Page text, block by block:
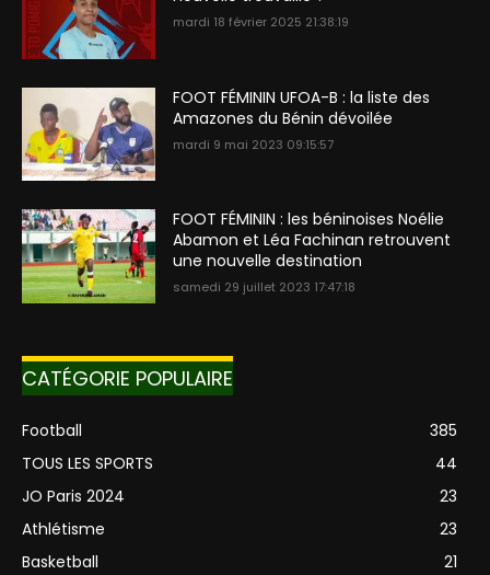
mardi 18 février 2025 21:38:19
FOOT FÉMININ UFOA-B : la liste des
Amazones du Bénin dévoilée
mardi 9 mai 2023 09:15:57
FOOT FÉMININ : les béninoises Noélie
Abamon et Léa Fachinan retrouvent
une nouvelle destination
samedi 29 juillet 2023 17:47:18
CATÉGORIE POPULAIRE
Football
385
TOUS LES SPORTS
44
JO Paris 2024
23
Athlétisme
23
Basketball
21